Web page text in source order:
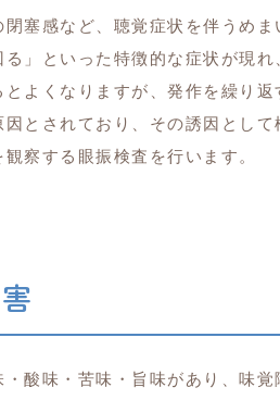
塞感など、聴覚症状を伴うめ
」といった特徴的な症状が現
とよくなりますが、発作を繰り
とされており、その誘因とし
察する眼振検査を行います。
酸味・苦味・旨味があり、味